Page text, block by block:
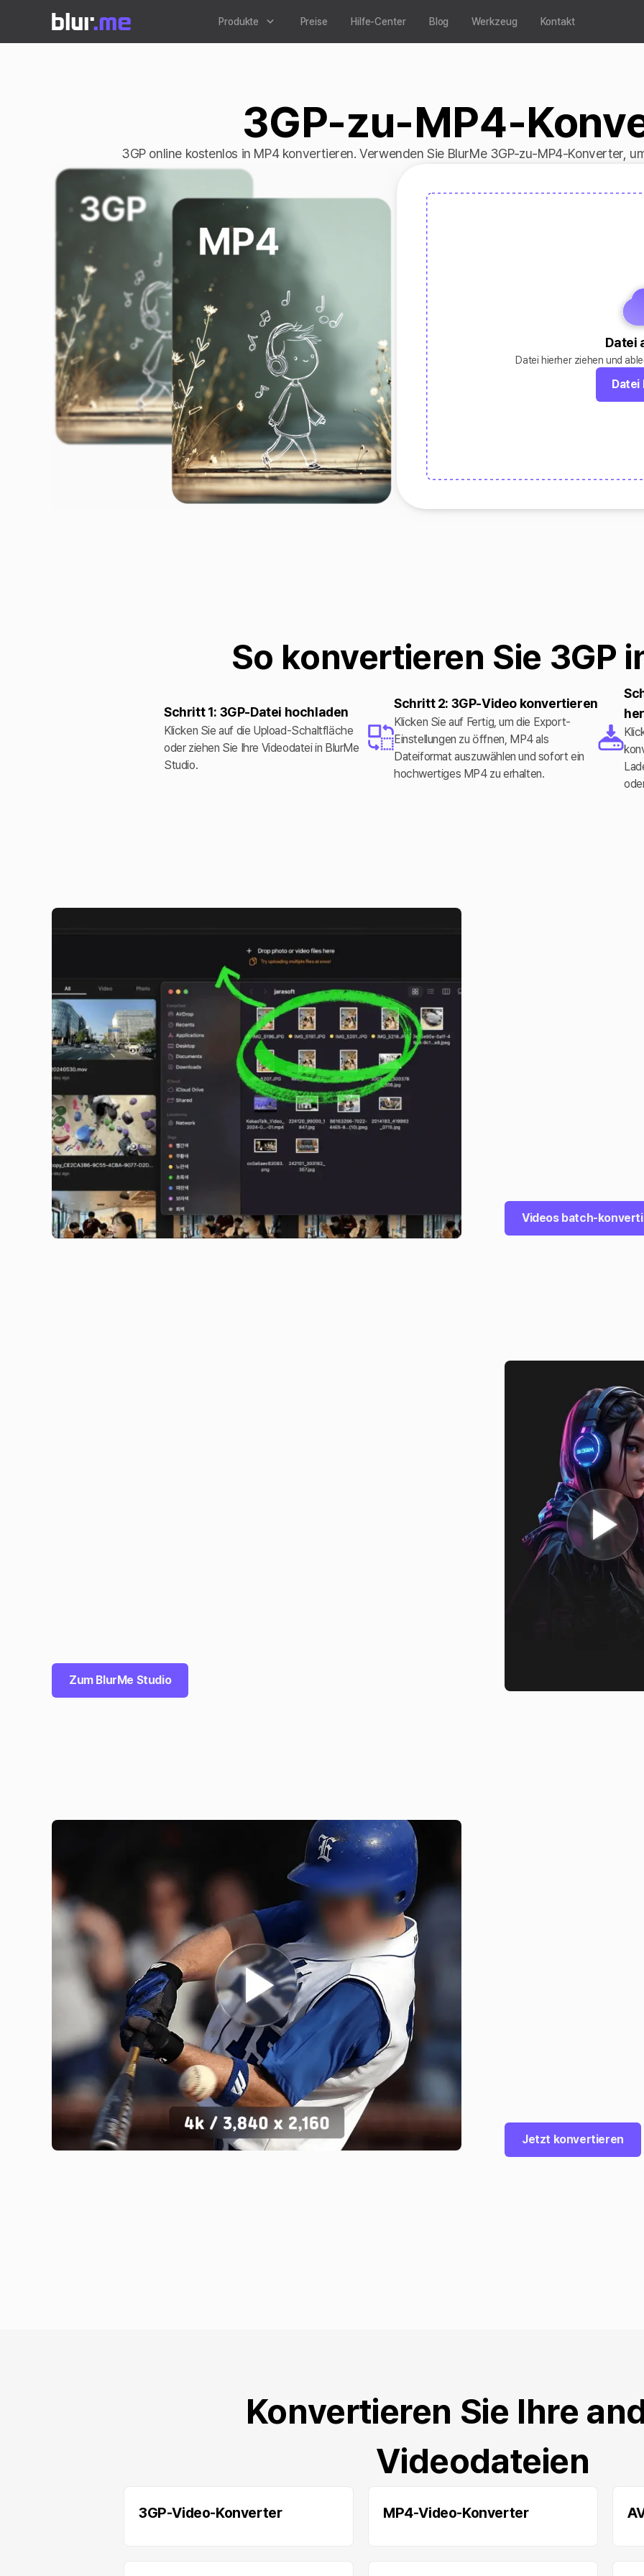
Produkte Preise Hilfe-Center Blog Werkzeug Kontakt
3GP-zu-MP4-
3GP online kostenlos in MP4 konvertieren. Verwenden Sie BlurMe 3GP-zu-MP4-Konverter,
Datei
Datei hierher ziehen und
Datei
So konvertieren Sie 3GP
Schritt 1: 3GP-Datei hochladen
Klicken Sie auf die Upload-Schaltfläche
oder ziehen Sie Ihre Videodatei in BlurMe
Studio.
Schritt 2: 3GP-Video konvertieren
Klicken Sie auf Fertig, um die Export-
Einstellungen zu öffnen, MP4 als
Dateiformat auszuwählen und sofort ein
hochwertiges MP4 zu erhalten.
Videos batch-
Zum BlurMe Studio
Jetzt konvertieren
Konvertieren Sie Ihre
Videodateien
3GP-Video-Konverter MP4-Video-Konverter